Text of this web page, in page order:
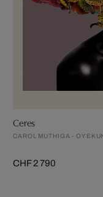
Ceres
CAROL MUTHIGA -
CHF 2 790